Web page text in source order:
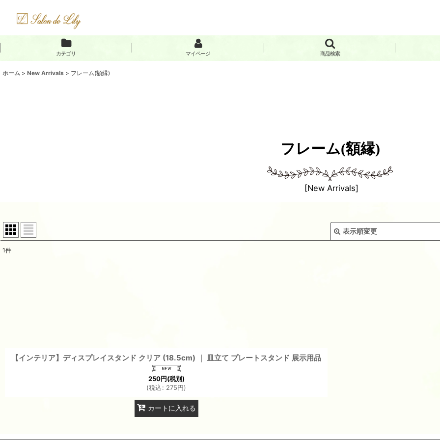
カテゴリ マイページ 商品検索
ホーム > New Arrivals > フレーム(額縁)
フレーム(額縁)
[New Arrivals]
表示順変更
1件
【インテリア】ディスプレイスタンド クリア (18.5cm) ｜ 皿立て プレートスタンド 展示用品
250円(税別)
(税込: 275円)
カートに入れる